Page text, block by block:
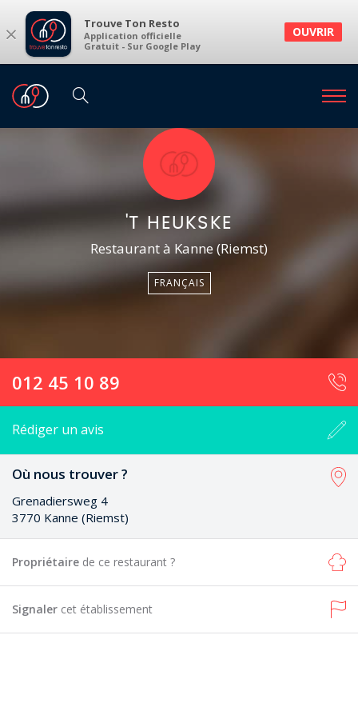
× Trouve Ton Resto
Application officielle
Gratuit - Sur Google Play
OUVRIR
'T HEUKSKE
Restaurant à Kanne (Riemst)
FRANÇAIS
012 45 10 89
Rédiger un avis
Où nous trouver ?
Grenadiersweg 4
3770 Kanne (Riemst)
Propriétaire de ce restaurant ?
Signaler cet établissement